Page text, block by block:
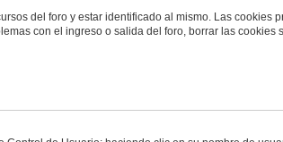
del foro y estar identificado al mismo. Las cookies
con el ingreso o salida del foro, borrar las cookies